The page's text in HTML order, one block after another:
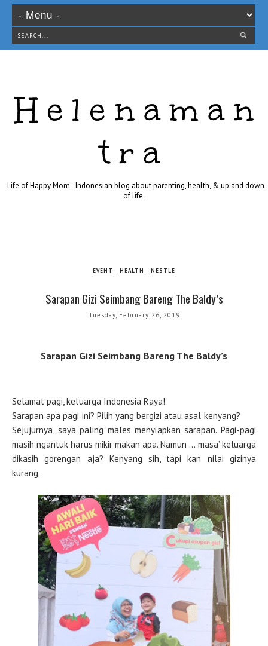
Helenaman
tra
Life of Happy Mom - Indonesian blog about parenting, health, & up and down
of life.
EVENT HEALTH NESTLE
Sarapan Gizi Seimbang Bareng The Baldy’s
Tuesday, February 26, 2019
Sarapan Gizi Seimbang Bareng The Baldy’s
Selamat pagi, keluarga Indonesia Raya!
Sarapan apa pagi ini? Pilih yang bergizi atau asal kenyang?
Sejujurnya, saya paling males menyiapkan sarapan. Pagi-pagi
masih ngantuk harus mikir makan apa. Namun … masa’ keluarga
dikasih gorengan aja? Kenyang sih, tapi kan nilai gizinya
kurang.